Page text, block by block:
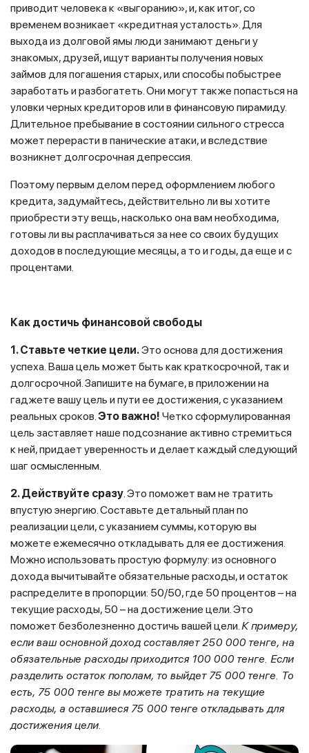
приводит человека к «выгоранию», и, как итог, со
временем возникает «кредитная усталость». Для
выхода из долговой ямы люди занимают деньги у
знакомых, друзей, ищут варианты получения новых
займов для погашения старых, или способы побыстрее
заработать и разбогатеть. Они могут также попасться на
уловки черных кредиторов или в финансовую пирамиду.
Длительное пребывание в состоянии сильного стресса
может перерасти в панические атаки, и вследствие
возникнет долгосрочная депрессия.
Поэтому первым делом перед оформлением любого
кредита, задумайтесь, действительно ли вы хотите
приобрести эту вещь, насколько она вам необходима,
готовы ли вы расплачиваться за нее со своих будущих
доходов в последующие месяцы, а то и годы, да еще и с
процентами.
Как достичь финансовой свободы
1. Ставьте четкие цели.Это основа для достижения
успеха. Ваша цель может быть как краткосрочной, так и
долгосрочной. Запишите на бумаге, в приложении на
гаджете вашу цель и пути ее достижения, с указанием
реальных сроков. Это важно! Четко сформулированная
цель заставляет наше подсознание активно стремиться
к ней, придает уверенность и делает каждый следующий
шаг осмысленным.
2. Действуйте сразу . Это поможет вам не тратить
впустую энергию. Составьте детальный план по
реализации цели, с указанием суммы, которую вы
можете ежемесячно откладывать для ее достижения.
Можно использовать простую формулу: из основного
дохода вычитывайте обязательные расходы, и остаток
распределите в пропорции: 50/50, где 50 процентов – на
текущие расходы, 50 – на достижение цели. Это
поможет безболезненно достичь вашей цели. К примеру,
если ваш основной доход составляет 250 000 тенге, на
обязательные расходы приходится 100 000 тенге. Если
разделить остаток пополам, то выйдет 75 000 тенге. То
есть, 75 000 тенге вы можете тратить на текущие
расходы, а оставшиеся 75 000 тенге откладывать для
достижения цели.